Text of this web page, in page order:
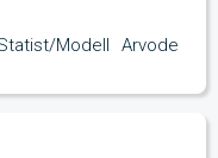
Modell Arvode